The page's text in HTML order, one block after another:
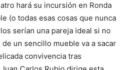
hará su incursión en Ronda
(o todas esas cosas que nunca
serían una pareja ideal si no
un sencillo mueble va a sacar
convivencia tras